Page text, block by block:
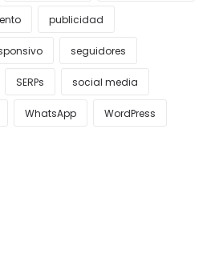
publicidad
seguidores
SERPs social media
WhatsApp WordPress